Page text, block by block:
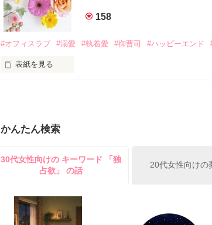
夏木美桜(なつきみお)
✕
鳴海哲平 (なるみてっぺい)
止まっていたはずの二人の時間が、再び動き出す。
作品を読
158
#オフィスラブ #溺愛 #執着愛 #御曹司 #ハッピーエンド
表紙を見る
雪瀬鷹哉（29）が『──俺と結婚してくれないか』と
鷹哉『宜しくな、俺の雛子』🦅
雛子『俺の……ひぃ、雛子？！！！』🐥
シゴデキで冷徹な上司が見せる素顔は、なぜか想像
かんたん検索
30代女性向けの キーワード 「独
占欲」 の話
20代女性向けの